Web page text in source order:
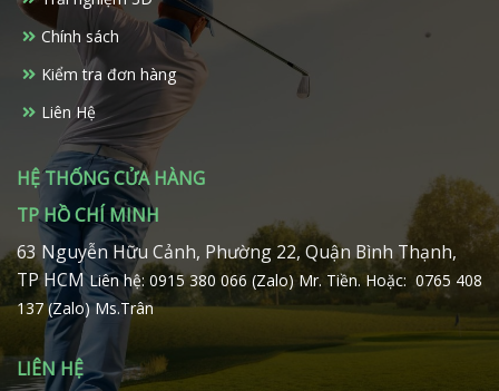
Chính sách
Kiểm tra đơn hàng
Liên Hệ
HỆ THỐNG CỬA HÀNG
TP HỒ CHÍ MINH
63 Nguyễn Hữu Cảnh, Phường 22, Quận Bình Thạnh,
TP HCMLiên hệ: 0915 380 066 (Zalo) Mr. Tiền.Hoặc: 0765 408
137 (Zalo) Ms.Trân
LIÊN HỆ